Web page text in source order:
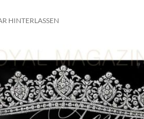
HINTERLASSEN